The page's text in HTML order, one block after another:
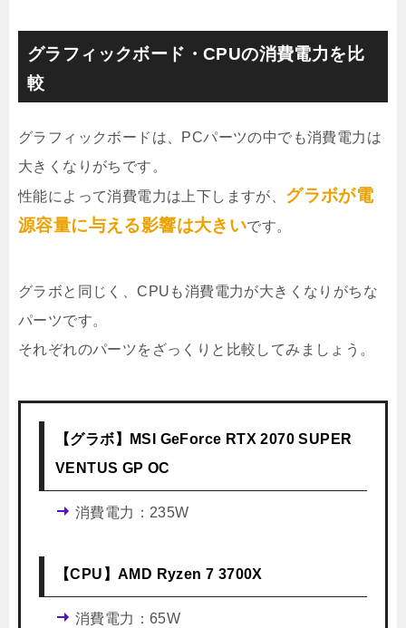
グラフィックボード・CPUの消費電力を比
較
グラフィックボードは、PCパーツの中でも消費電力は
大きくなりがちです。
性能によって消費電力は上下しますが、 グラボが電
源容量に与える影響は大きいです。
グラボと同じく、CPUも消費電力が大きくなりがちな
パーツです。
それぞれのパーツをざっくりと比較してみましょう。
【グラボ】MSI GeForce RTX 2070 SUPER
VENTUS GP OC
消費電力：235W
【CPU】AMD Ryzen 7 3700X
消費電力：65W